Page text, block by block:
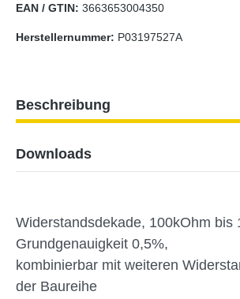
EAN / GTIN: 3663653004350
Herstellernummer: P03197527A
Beschreibung
Downloads
Widerstandsdekade, 100kOhm bis
Grundgenauigkeit 0,5%,
kombinierbar mit weiteren
der Baureihe